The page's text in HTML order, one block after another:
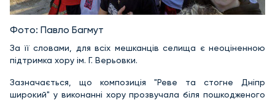
Фото: Павло Багмут
За її словами, для всіх мешканців селища є неоціненною
підтримка хору ім. Г. Верьовки.
Зазначається, що композиція "Реве та стогне Дніпр
широкий" у виконанні хору прозвучала біля пошкодженого